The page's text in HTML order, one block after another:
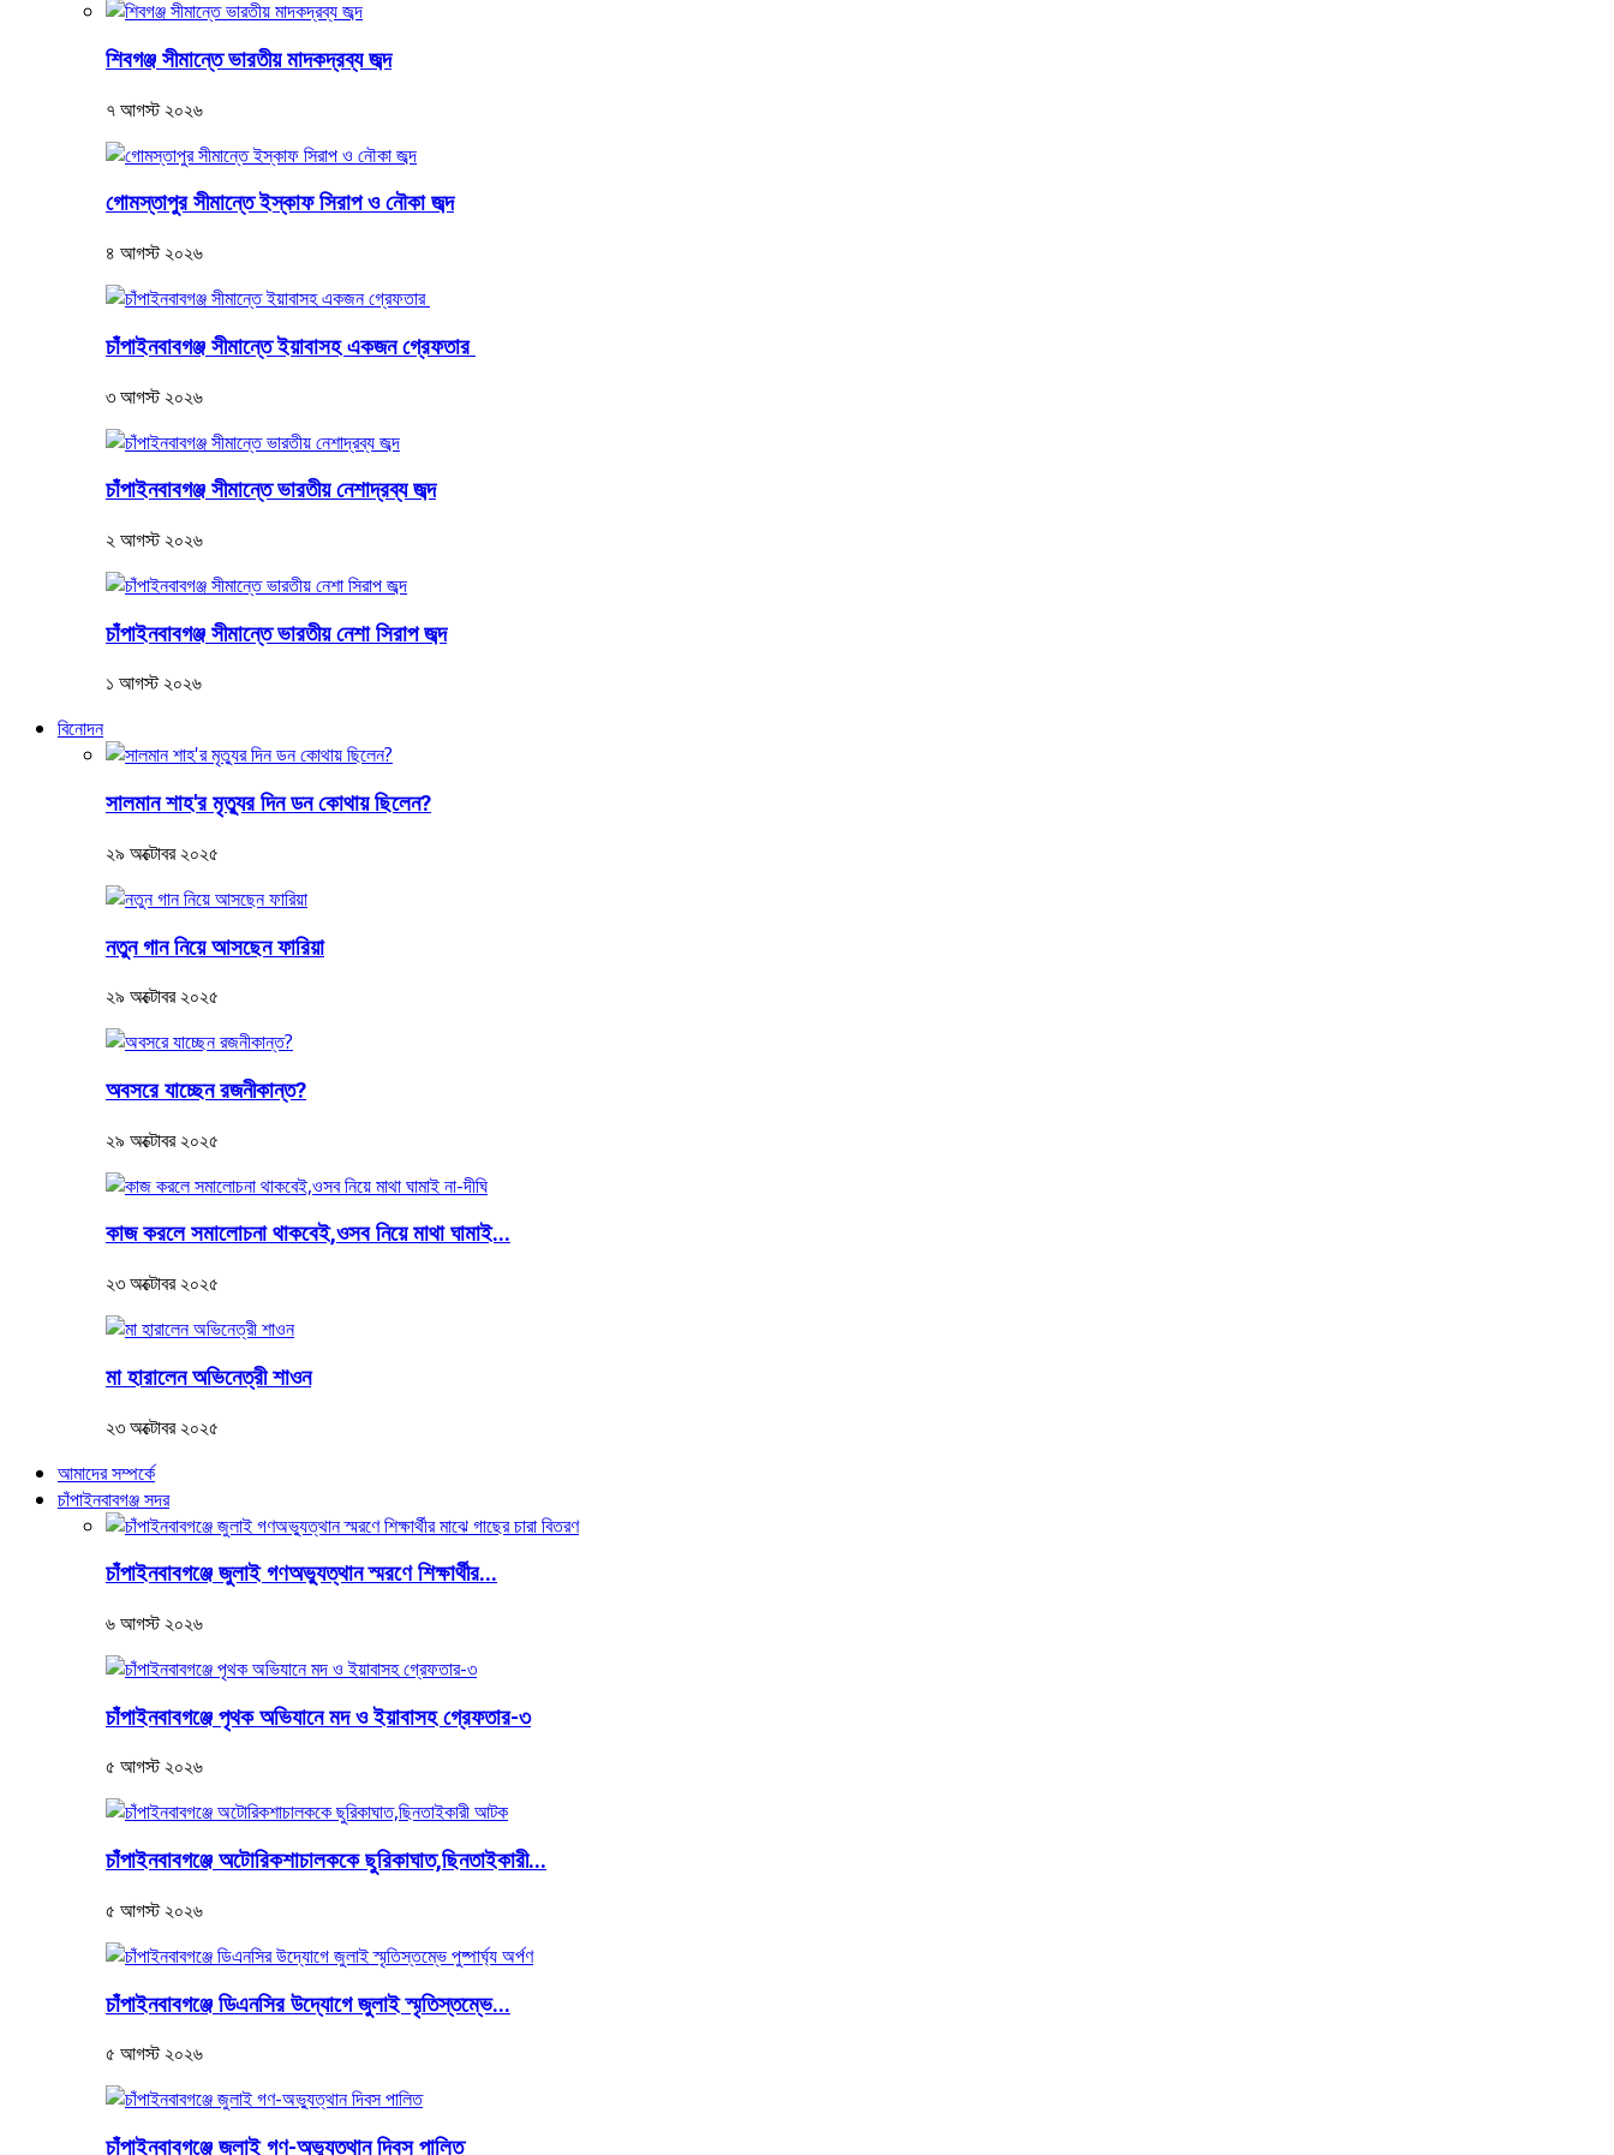
শিবগঞ্জ সীমান্তে ভারতীয় মাদকদ্রব্য জব্দ
৭ আগস্ট ২০২৬
গোমস্তাপুর সীমান্তে ইস্কাফ সিরাপ ও নৌকা জব্দ
৪ আগস্ট ২০২৬
চাঁপাইনবাবগঞ্জ সীমান্তে ইয়াবাসহ একজন গ্রেফতার
৩ আগস্ট ২০২৬
চাঁপাইনবাবগঞ্জ সীমান্তে ভারতীয় নেশাদ্রব্য জব্দ
২ আগস্ট ২০২৬
চাঁপাইনবাবগঞ্জ সীমান্তে ভারতীয় নেশা সিরাপ জব্দ
১ আগস্ট ২০২৬
বিনোদন
সালমান শাহ'র মৃত্যুর দিন ডন কোথায় ছিলেন?
২৯ অক্টোবর ২০২৫
নতুন গান নিয়ে আসছেন ফারিয়া
২৯ অক্টোবর ২০২৫
অবসরে যাচ্ছেন রজনীকান্ত?
২৯ অক্টোবর ২০২৫
কাজ করলে সমালোচনা থাকবেই,ওসব নিয়ে মাথা ঘামাই...
২৩ অক্টোবর ২০২৫
মা হারালেন অভিনেত্রী শাওন
২৩ অক্টোবর ২০২৫
আমাদের সম্পর্কে
চাঁপাইনবাবগঞ্জ সদর
চাঁপাইনবাবগঞ্জে জুলাই গণঅভ্যুত্থান স্মরণে শিক্ষার্থীর...
৬ আগস্ট ২০২৬
চাঁপাইনবাবগঞ্জে পৃথক অভিযানে মদ ও ইয়াবাসহ গ্রেফতার-৩
৫ আগস্ট ২০২৬
চাঁপাইনবাবগঞ্জে অটোরিকশাচালককে ছুরিকাঘাত,ছিনতাইকারী...
৫ আগস্ট ২০২৬
চাঁপাইনবাবগঞ্জে ডিএনসির উদ্যোগে জুলাই স্মৃতিস্তম্ভে...
৫ আগস্ট ২০২৬
চাঁপাইনবাবগঞ্জে জুলাই গণ-অভ্যুত্থান দিবস পালিত